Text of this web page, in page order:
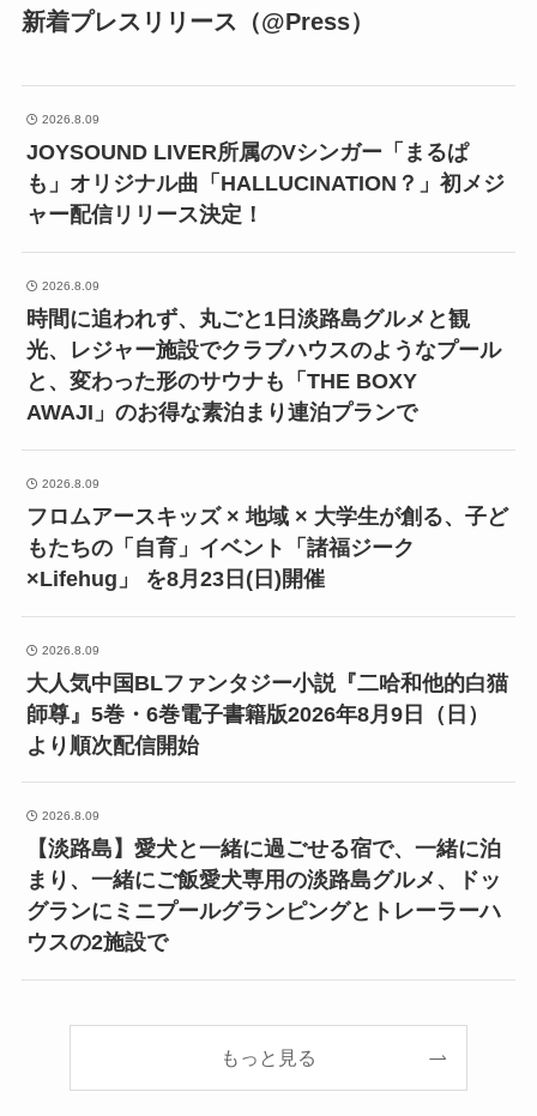
新着プレスリリース（@Press）
2026.8.09
JOYSOUND LIVER所属のVシンガー「まるぱ
も」オリジナル曲「HALLUCINATION？」初メジ
ャー配信リリース決定！
2026.8.09
時間に追われず、丸ごと1日淡路島グルメと観
光、レジャー施設でクラブハウスのようなプール
と、変わった形のサウナも「THE BOXY
AWAJI」のお得な素泊まり連泊プランで
2026.8.09
フロムアースキッズ × 地域 × 大学生が創る、子ど
もたちの「自育」イベント「諸福ジーク
×Lifehug」 を8月23日(日)開催
2026.8.09
大人気中国BLファンタジー小説『二哈和他的白猫
師尊』5巻・6巻電子書籍版2026年8月9日（日）
より順次配信開始
2026.8.09
【淡路島】愛犬と一緒に過ごせる宿で、一緒に泊
まり、一緒にご飯愛犬専用の淡路島グルメ、ドッ
グランにミニプールグランピングとトレーラーハ
ウスの2施設で
もっと見る